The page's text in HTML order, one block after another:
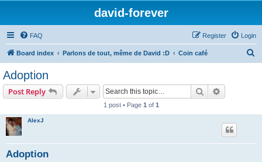
david-forever
FAQ Login
Register
Board index Parlons de tout, même de David :D Coin café
Adoption
Post Reply Search
1 post • Page 1 of 1
AlexJ
Adoption